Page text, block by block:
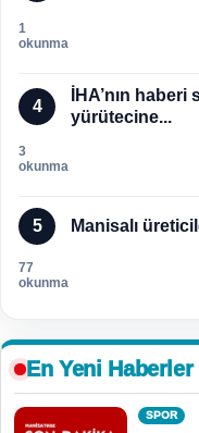
1
okunma
4
İHA’nın
yürütecine...
3
okunma
5 Manisalı
77
okunma
En Yeni Haberler
SPOR